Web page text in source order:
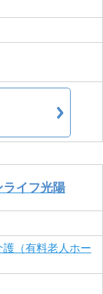
イフ光陽
（有料老人ホー